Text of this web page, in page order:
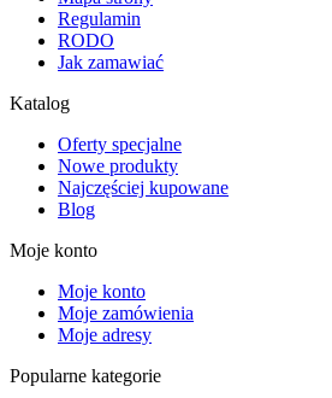
Regulamin
RODO
Jak zamawiać
Katalog
Oferty specjalne
Nowe produkty
Najczęściej kupowane
Blog
Moje konto
Moje konto
Moje zamówienia
Moje adresy
Popularne kategorie